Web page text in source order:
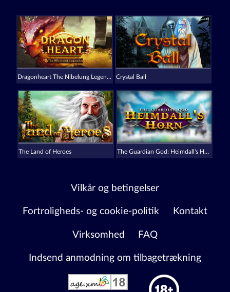
Dragonheart The Nibelung Legends Crystal Ball
The Land of Heroes The Guardian God: Heimdall's Horn
Vilkår og betingelser
Fortroligheds- og cookie-politik Kontakt
Virksomhed FAQ
Indsend anmodning om tilbagetrækning